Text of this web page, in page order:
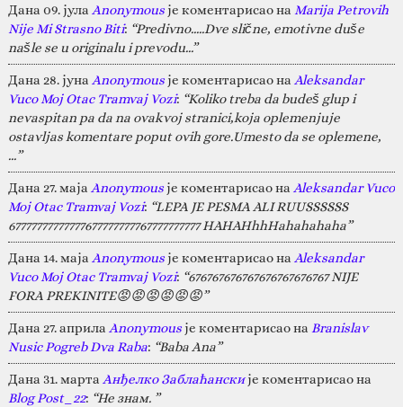
Дана 09. јула Anonymousје коментарисао на Marija Petrovih
Nije Mi Strasno Biti: “Predivno.....Dve slične, emotivne duše
našle se u originalu i prevodu...”
Дана 28. јуна Anonymousје коментарисао на Aleksandar
Vuco Moj Otac Tramvaj Vozi: “Koliko treba da budeš glup i
nevaspitan pa da na ovakvoj stranici,koja oplemenjuje
ostavljas komentare poput ovih gore.Umesto da se oplemene,
…”
Дана 27. маја Anonymousје коментарисао на Aleksandar Vuco
Moj Otac Tramvaj Vozi: “LEPA JE PESMA ALI RUUSSSSSS
67777777777777677777777767777777777 HAHAHhhHahahahaha”
Дана 14. маја Anonymousје коментарисао на Aleksandar
Vuco Moj Otac Tramvaj Vozi: “676767676767676767676767 NIJE
FORA PREKINITE😡😡😡😡😡😡”
Дана 27. априла Anonymousје коментарисао на Branislav
Nusic Pogreb Dva Raba: “Baba Ana”
Дана 31. марта Анђелко Заблаћанскије коментарисао на
Blog Post_22: “Не знам. ”